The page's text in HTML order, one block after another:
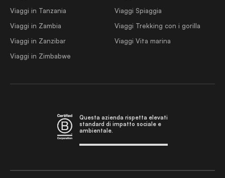
Viaggi in Tanzania
Viaggi in Zambia
Viaggi in Zanzibar
Viaggi in Zimbabwe
Viaggi Spiaggia
Viaggi Trekking con i gorilla
Viaggi Vita marina
Questa azienda rispetta elevati
standard di impatto sociale e
ambientale.